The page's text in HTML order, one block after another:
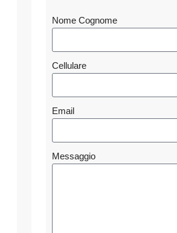
Nome Cognome
Cellulare
Email
Messaggio